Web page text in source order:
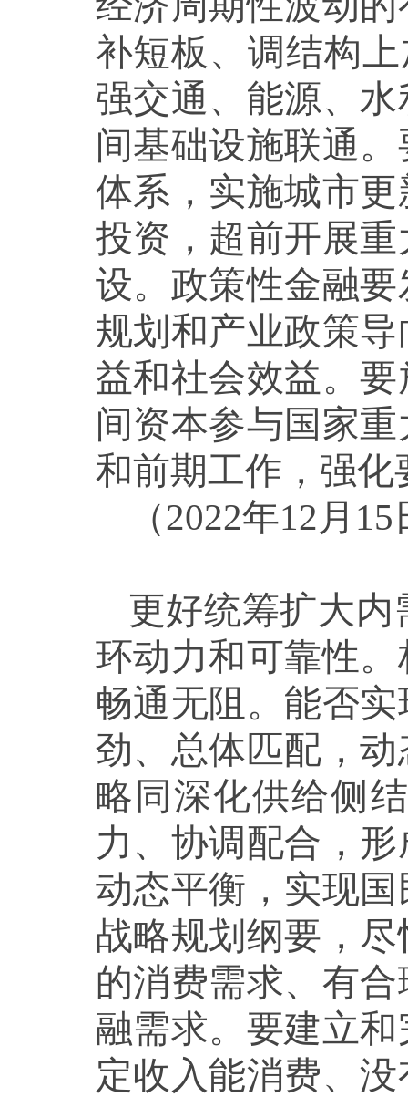
补短板、调结构
强交通、能源、
间基础设施联通
体系，实施城市
投资，超前开展
设。政策性金融
规划和产业政策
益和社会效益。
间资本参与国家
和前期工作，强化
（2022年12月
更好统筹扩大
环动力和可靠性
畅通无阻。能否
劲、总体匹配，
略同深化供给侧
力、协调配合，
动态平衡，实现
战略规划纲要，
的消费需求、有
融需求。要建立
定收入能消费、